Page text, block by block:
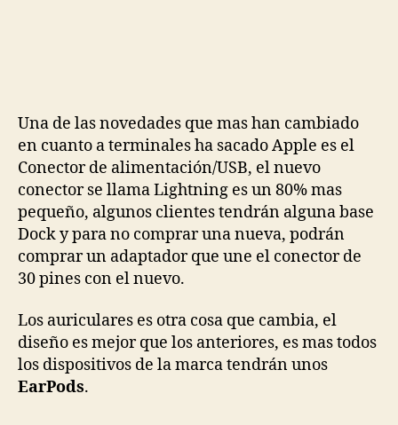
Una de las novedades que mas han cambiado
en cuanto a terminales ha sacado Apple es el
Conector de alimentación/USB, el nuevo
conector se llama Lightning es un 80% mas
pequeño, algunos clientes tendrán alguna base
Dock y para no comprar una nueva, podrán
comprar un adaptador que une el conector de
30 pines con el nuevo.
Los auriculares es otra cosa que cambia, el
diseño es mejor que los anteriores, es mas todos
los dispositivos de la marca tendrán unos
EarPods.